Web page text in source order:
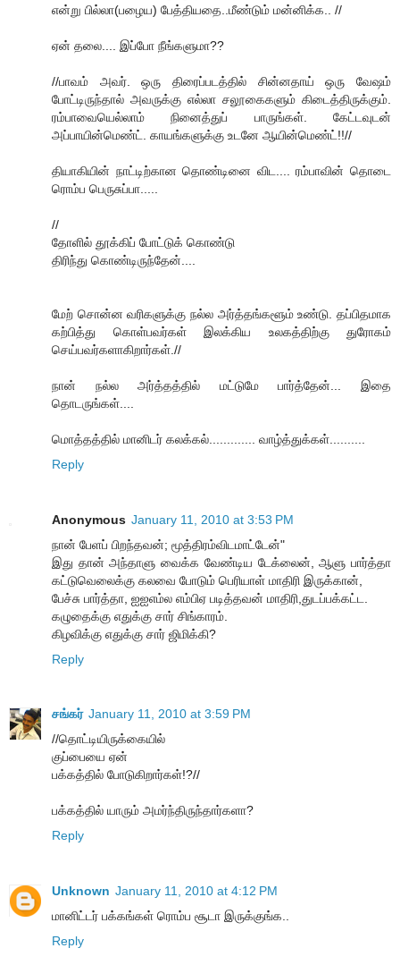
என்று பில்லா(பழைய) பேத்தியதை..மீண்டும் மன்னிக்க.. //
ஏன் தலை.... இப்போ நீங்களுமா??
//பாவம் அவர். ஒரு திரைப்படத்தில் சின்னதாய் ஒரு வேஷம்
போட்டிருந்தால் அவருக்கு எல்லா சலூகைகளும் கிடைத்திருக்கும்.
ரம்பாவையெல்லாம் நினைத்துப் பாருங்கள். கேட்டவுடன்
அப்பாயின்மெண்ட். காயங்களுக்கு உடனே ஆயின்மெண்ட்!!//
தியாகியின் நாட்டிற்கான தொண்டினை விட.... ரம்பாவின் தொடை
ரொம்ப பெருசுப்பா.....
//
தோளில் தூக்கிப் போட்டுக் கொண்டு
திரிந்து கொண்டிருந்தேன்....
மேற் சொன்ன வரிகளுக்கு நல்ல அர்த்தங்களூம் உண்டு. தப்பிதமாக
கற்பித்து கொள்பவர்கள் இலக்கிய உலகத்திற்கு துரோகம்
செய்பவர்களாகிறார்கள்.//
நான் நல்ல அர்த்தத்தில் மட்டுமே பார்த்தேன்... இதை
தொடருங்கள்....
மொத்தத்தில் மானிடர் கலக்கல்............. வாழ்த்துக்கள்..........
Reply
Anonymous January 11, 2010 at 3:53 PM
நான் பேளப் பிறந்தவன்; மூத்திரம்விடமாட்டேன்"
இது தான் அந்தாளு வைக்க வேண்டிய டேக்லைன், ஆளு பார்த்தா
கட்டுவெலைக்கு கலவை போடும் பெரியாள் மாதிரி இருக்கான்,
பேச்சு பார்த்தா, ஐஐஎம்ல எம்பிஏ படித்தவன் மாதிரி,துடப்பக்கட்ட.
கழுதைக்கு எதுக்கு சார் சிங்காரம்.
கிழவிக்கு எதுக்கு சார் ஜிமிக்கி?
Reply
சங்கர் January 11, 2010 at 3:59 PM
//தொட்டியிருக்கையில்
குப்பையை ஏன்
பக்கத்தில் போடுகிறார்கள்!?//
பக்கத்தில் யாரும் அமர்ந்திருந்தார்களா?
Reply
Unknown January 11, 2010 at 4:12 PM
மானிட்டர் பக்கங்கள் ரொம்ப சூடா இருக்குங்க..
Reply